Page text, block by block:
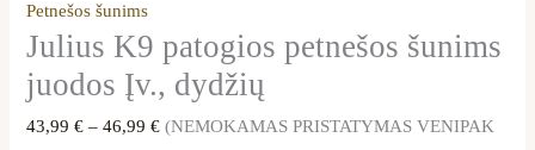
Petnešos šunims
Julius K9 patogios petnešos šunims
juodos Įv., dydžių
43,99€ – 46,99€ (NEMOKAMAS PRISTATYMAS VENIPAK